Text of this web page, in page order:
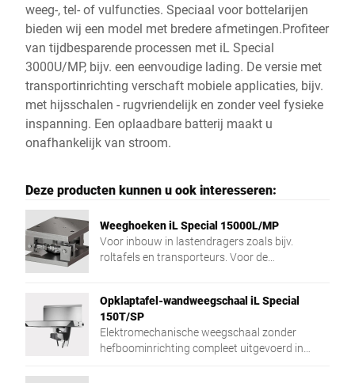
weeg-, tel- of vulfuncties. Speciaal voor bottelarijen
bieden wij een model met bredere afmetingen.Profiteer
van tijdbesparende processen met iL Special
3000U/MP, bijv. een eenvoudige lading. De versie met
transportinrichting verschaft mobiele applicaties, bijv.
met hijsschalen - rugvriendelijk en zonder veel fysieke
inspanning. Een oplaadbare batterij maakt u
onafhankelijk van stroom.
Deze producten kunnen u ook interesseren:
Weeghoeken iL Special 15000L/MP
Voor inbouw in lastendragers zoals bijv.
roltafels en transporteurs. Voor de
Opklaptafel-wandweegschaal iL Special
150T/SP
Elektromechanische weegschaal zonder
hefboominrichting compleet uitgevoerd in